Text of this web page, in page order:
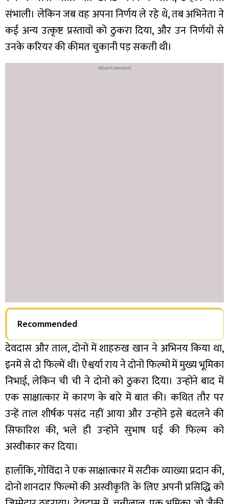
संभाली। लेकिन जब वह अपना निर्णय ले रहे थे, तब अभिनेता ने
कई अन्य उत्कृष्ट प्रस्तावों को ठुकरा दिया, और उन निर्णयों से
उनके करियर की कीमत चुकानी पड़ सकती थी।
Recommended
देवदास और ताल, दोनों में शाहरुख खान ने अभिनय किया था,
इनमें से दो फिल्में थीं। ऐश्वर्या राय ने दोनों फिल्मों में मुख्य भूमिका
निभाई, लेकिन ची ची ने दोनों को ठुकरा दिया। उन्होंने बाद में
एक साक्षात्कार में कारण के बारे में बात की। कथित तौर पर
उन्हें ताल शीर्षक पसंद नहीं आया और उन्होंने इसे बदलने की
सिफारिश की, भले ही उन्होंने सुभाष घई की फिल्म को
अस्वीकार कर दिया।
हालाँकि, गोविंदा ने एक साक्षात्कार में सटीक व्याख्या प्रदान की,
दोनों शानदार फिल्मों की अस्वीकृति के लिए अपनी प्रसिद्धि को